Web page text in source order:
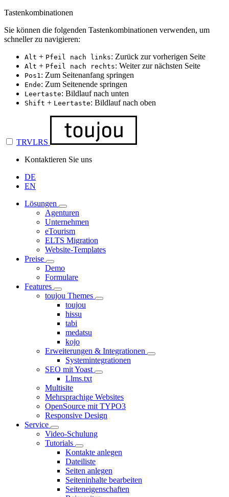
Tastenkombinationen
Sie können die folgenden Tastenkombinationen verwenden, um
schneller zu navigieren:
Alt + Pfeil nach links: Zurück zur vorherigen Seite
Alt + Pfeil nach rechts: Weiter zur nächsten Seite
Pos1: Zum Seitenanfang springen
Ende: Zum Seitenende springen
Leertaste: Bildlauf nach unten
Shift + Leertaste: Bildlauf nach oben
TRVLRS
Kontaktieren Sie uns
DE
EN
Lösungen
Agenturen
Unternehmen
eTourism
ELTS Migration
Website-Templates
Preise
Demo
Formulare
Features
toujou Themes
toujou
hissu
tabi
medatsu
kojo
Erweiterungen & Integrationen
Systemintegrationen
SEO mit Yoast
Llms.txt
Multisite
Mehrsprachige Websites
OpenSource mit TYPO3
Responsive Design
Service
Video-Schulung
Tutorials
Kontakte anlegen
Dateiliste
Seiten anlegen
Seiteninhalte bearbeiten
Seiteneigenschaften